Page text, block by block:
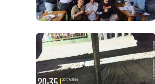
KRIMINAL